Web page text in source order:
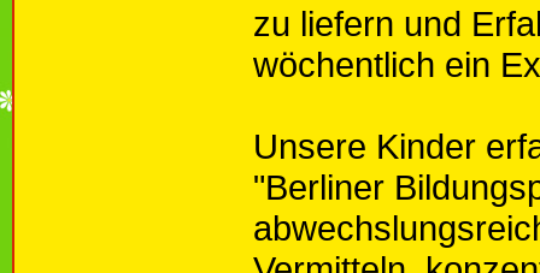
zu liefern und
wöchentlich ein
Unsere Kinder
"Berliner